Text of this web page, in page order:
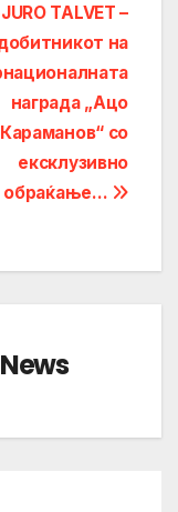
JURO TALVET –
на
награда „Ацо
Караманов“ со
ексклузивно
обраќање…